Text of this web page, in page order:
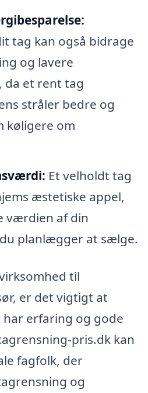
tag kan også bidrage
og lavere
et rent tag
stråler bedre og
køligere om
Et velholdt tag
æstetiske appel,
værdien af din
planlægger at sælge.
til
er det vigtigt at
erfaring og gode
pris.dk kan
fagfolk, der
og